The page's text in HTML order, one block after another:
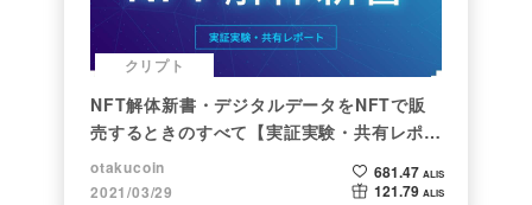
クリプト
NFT解体新書・デジタルデータをNFTで販
売するときのすべて【実証実験・共有レポー
ト】
otakucoin
2021/03/29
681.47 ALIS
121.79 ALIS